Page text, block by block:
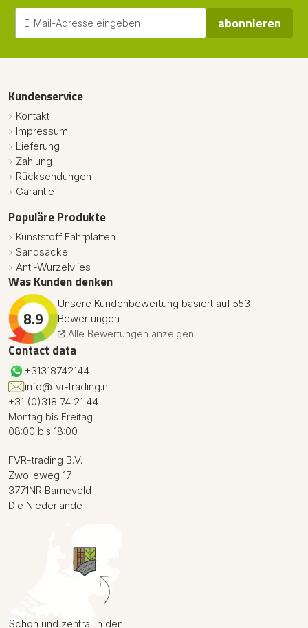
abonnieren
Kundenservice
Kontakt
Impressum
Lieferung
Zahlung
Rücksendungen
Garantie
Populäre Produkte
Kunststoff Fahrplatten
Sandsacke
Anti-Wurzelvlies
Was Kunden denken
8.9
Unsere Kundenbewertung basiert auf 553
Bewertungen
Alle Bewertungen anzeigen
Contact data
+31318742144
info@fvr-trading.nl
+31 (0)318 74 21 44
Montag bis Freitag
08:00 bis 18:00
FVR-trading B.V.
Zwolleweg 17
3771NR Barneveld
Die Niederlande
Schön und zentral in den